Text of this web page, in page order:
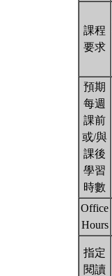
課程
要求
預期
每週
課前
或/與
課後
學習
時數
Office
Hours
指定
閱讀